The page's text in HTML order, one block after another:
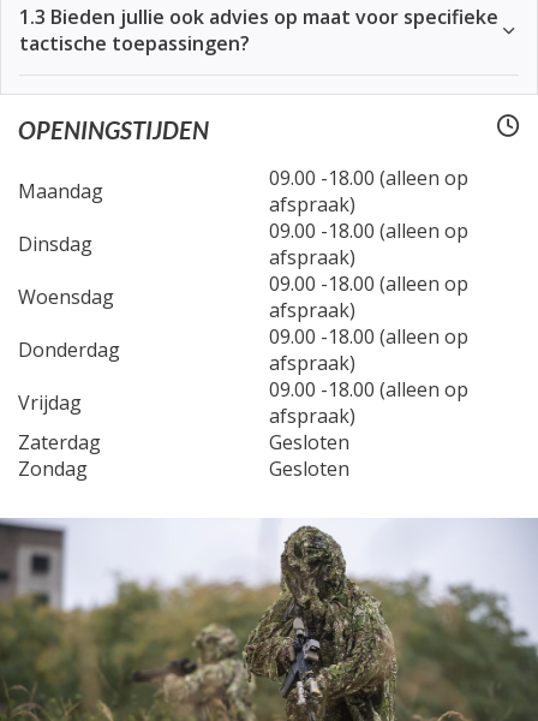
1.3 Bieden jullie ook advies op maat voor specifieke
tactische toepassingen?
OPENINGSTIJDEN
Maandag
09.00 -18.00 (alleen op
afspraak)
Dinsdag
09.00 -18.00 (alleen op
afspraak)
Woensdag
09.00 -18.00 (alleen op
afspraak)
Donderdag
09.00 -18.00 (alleen op
afspraak)
Vrijdag
09.00 -18.00 (alleen op
afspraak)
Zaterdag
Gesloten
Zondag
Gesloten